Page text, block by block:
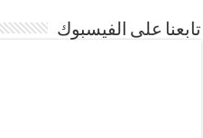
تابعنا على الفيسبوك